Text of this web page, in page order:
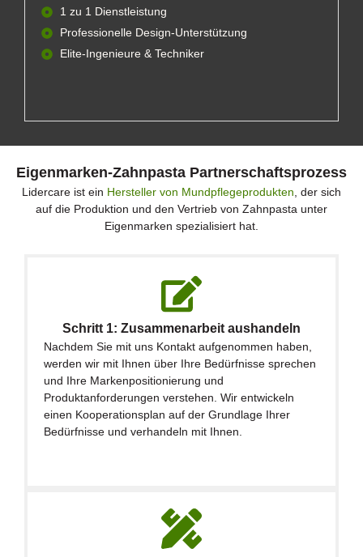
1 zu 1 Dienstleistung
Professionelle Design-Unterstützung
Elite-Ingenieure & Techniker
Eigenmarken-Zahnpasta Partnerschaftsprozess
Lidercare ist ein Hersteller von Mundpflegeprodukten , der sich
auf die Produktion und den Vertrieb von Zahnpasta unter
Eigenmarken spezialisiert hat.
Schritt 1: Zusammenarbeit aushandeln
Nachdem Sie mit uns Kontakt aufgenommen haben,
werden wir mit Ihnen über Ihre Bedürfnisse sprechen
und Ihre Markenpositionierung und
Produktanforderungen verstehen. Wir entwickeln
einen Kooperationsplan auf der Grundlage Ihrer
Bedürfnisse und verhandeln mit Ihnen.